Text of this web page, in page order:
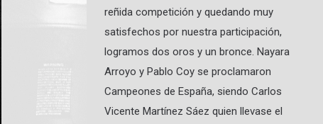
reñida competición y quedando muy
satisfechos por nuestra participación,
logramos dos oros y un bronce. Nayara
Arroyo y Pablo Coy se proclamaron
Campeones de España, siendo Carlos
Vicente Martínez Sáez quien llevase el